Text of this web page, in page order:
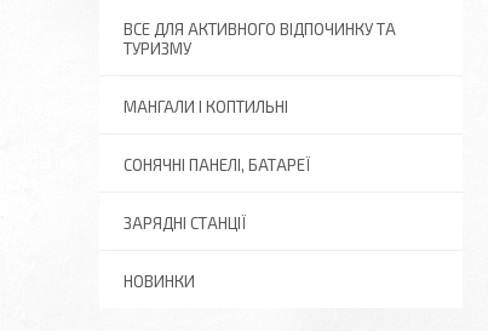
ВСЕ ДЛЯ АКТИВНОГО ВІДПОЧИНКУ ТА
ТУРИЗМУ
МАНГАЛИ І КОПТИЛЬНІ
СОНЯЧНІ ПАНЕЛІ, БАТАРЕЇ
ЗАРЯДНІ СТАНЦІЇ
НОВИНКИ